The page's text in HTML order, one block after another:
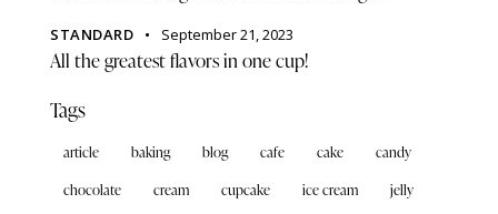
STANDARD September 21, 2023
All the greatest flavors in one cup!
Tags
article baking blog cafe cake
candy
chocolate
cream cupcake ice cream
jelly